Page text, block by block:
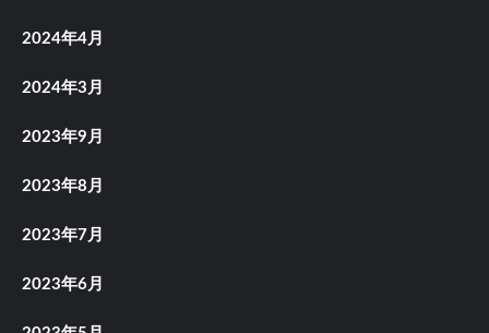
2024年4月
2024年3月
2023年9月
2023年8月
2023年7月
2023年6月